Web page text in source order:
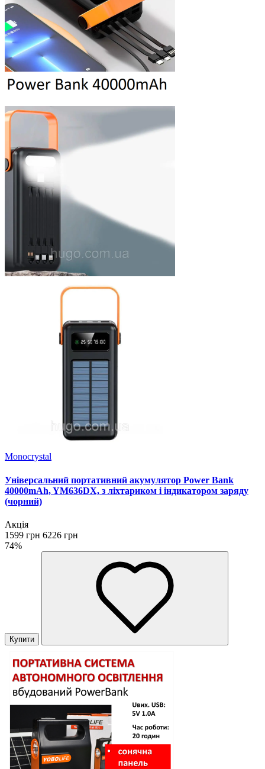
Monocrystal
Універсальний портативний акумулятор Power Bank
40000mAh, YM636DX, з ліхтариком і індикатором заряду
(чорний)
Акція
1599 грн 6226 грн
74%
Купити